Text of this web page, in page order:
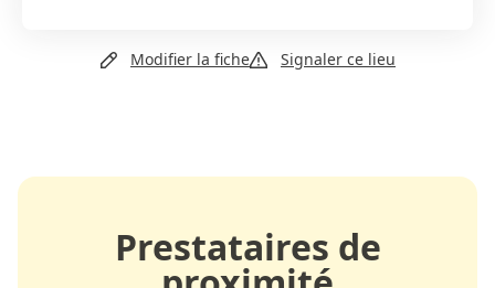
Email
Modifier la fiche Signaler ce lieu
Prestataires de